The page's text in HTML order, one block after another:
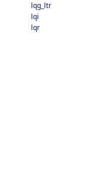
lqg_ltr
lqi
lqr